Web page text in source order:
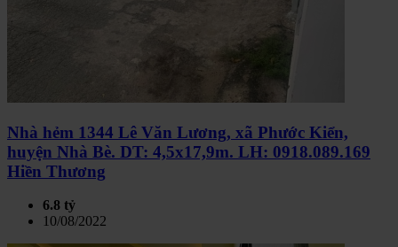
Nhà hẻm 1344 Lê Văn Lương, xã Phước Kiển,
huyện Nhà Bè. DT: 4,5x17,9m. LH: 0918.089.169
Hiền Thương
6.8 tỷ
10/08/2022